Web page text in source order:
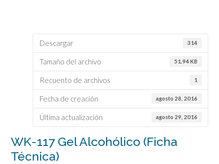
Descargar 314
Tamaño del archivo 51.94 KB
Recuento de archivos 1
Fecha de creación agosto 28, 2016
Última actualización agosto 29, 2016
WK-117 Gel Alcohólico (Ficha
Técnica)